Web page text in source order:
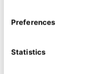
Preferences
Statistics